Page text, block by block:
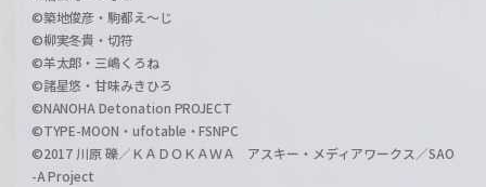
©築地俊彦・駒都え～じ
©柳実冬貴・切符
©羊太郎・三嶋くろね
©諸星悠・甘味みきひろ
©NANOHA Detonation PROJECT
©TYPE-MOON・ufotable・FSNPC
©2017 川原 礫／ＫＡＤＯＫＡＷＡ アスキー・メディアワークス／SAO
-A Project